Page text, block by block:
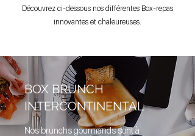
Découvrez ci-dessous nos différentes Box-repas
innovantes et chaleureuses.
BOX BRUNCH
INTERCONTINENTAL
Nos brunchs gourmands sont à